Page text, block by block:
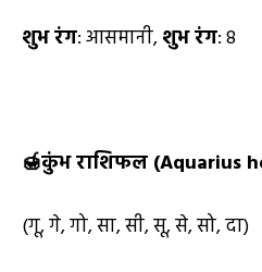
शुभ रंग: आसमानी,शुभ रंग: 8
🍯कुंभ राशिफल (Aquarius
(गू, गे, गो, सा, सी, सू, से, सो, दा)